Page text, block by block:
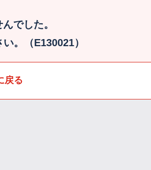
でした。
。（E130021）
戻る